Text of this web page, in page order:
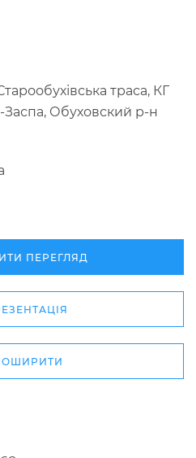
траса, КГ
Обуховский р-н
ПЕРЕГЛЯД